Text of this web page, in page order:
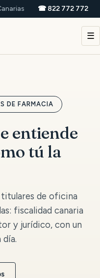
☎ 822 772 772
☰
DE FARMACIA
entiende
tú la
titulares de oficina
fiscalidad canaria
y jurídico, con un